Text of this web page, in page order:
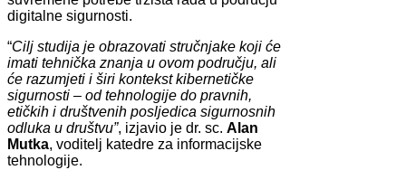
digitalne sigurnosti.
“Cilj studija je obrazovati stručnjake koji će
imati tehnička znanja u ovom području, ali
će razumjeti i širi kontekst kibernetičke
sigurnosti – od tehnologije do pravnih,
etičkih i društvenih posljedica sigurnosnih
odluka u društvu”, izjavio je dr. sc. Alan
Mutka, voditelj katedre za informacijske
tehnologije.